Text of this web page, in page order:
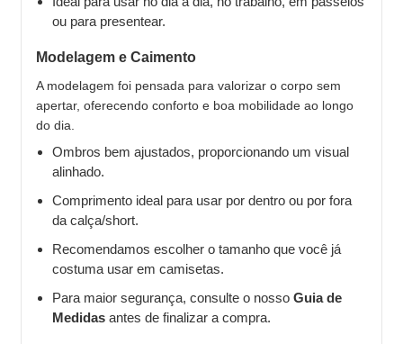
ou para presentear.
Modelagem e Caimento
A modelagem foi pensada para valorizar o corpo sem
apertar, oferecendo conforto e boa mobilidade ao longo
do dia.
Ombros bem ajustados, proporcionando um visual
alinhado.
Comprimento ideal para usar por dentro ou por fora
da calça/short.
Recomendamos escolher o tamanho que você já
costuma usar em camisetas.
Para maior segurança, consulte o nosso Guia de
Medidas antes de finalizar a compra.